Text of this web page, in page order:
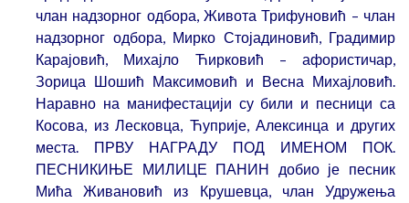
члан надзорног одбора, Живота Трифуновић – члан
надзорног одбора, Мирко Стојадиновић, Градимир
Карајовић, Михајло Ћирковић – афористичар,
Зорица Шошић Максимовић и Весна Михајловић.
Наравно на манифестацији су били и песници са
Косова, из Лесковца, Ћуприје, Алексинца и других
места. ПРВУ НАГРАДУ ПОД ИМЕНОМ ПОК.
ПЕСНИКИЊЕ МИЛИЦЕ ПАНИН добио је песник
Мића Живановић из Крушевца, члан Удружења